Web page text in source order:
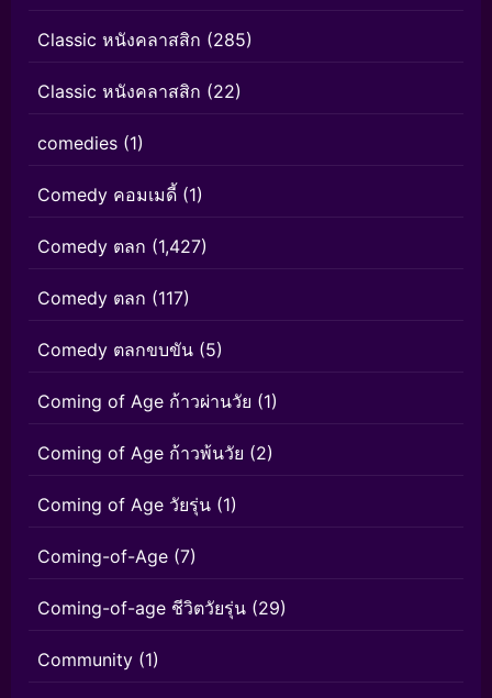
Classic หนังคลาสสิก (285)
Classic หนังคลาสสิก (22)
comedies (1)
Comedy คอมเมดี้ (1)
Comedy ตลก (1,427)
Comedy ตลก (117)
Comedy ตลกขบขัน (5)
Coming of Age ก้าวผ่านวัย (1)
Coming of Age ก้าวพ้นวัย (2)
Coming of Age วัยรุ่น (1)
Coming-of-Age (7)
Coming-of-age ชีวิตวัยรุ่น (29)
Community (1)